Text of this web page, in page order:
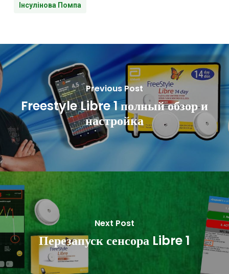
Інсулінова Помпа
Previous Post
Freestyle Libre 1 полный обзор и
настройка
Next Post
Перезапуск сенсора Libre 1